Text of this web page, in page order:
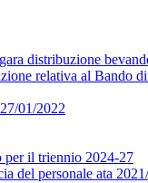
distribuzione
relativa al
01/2022
per il triennio 2024-27
del personale ata